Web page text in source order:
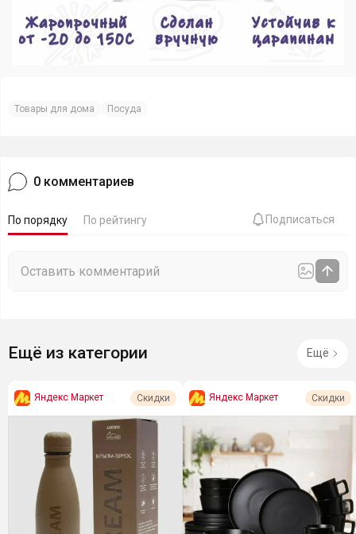
Товары для дома Посуда
0 комментариев
По порядку По рейтингу Подписаться
Ещё из категории Ещё
Яндекс Маркет Скидки Яндекс Маркет Скидки